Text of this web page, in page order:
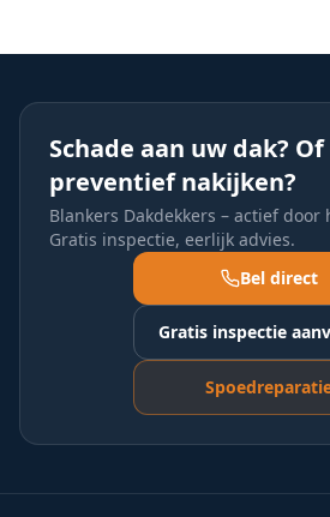
Schade aan uw dak?
preventief nakijken?
Blankers Dakdekkers – actief door
Gratis inspectie, eerlijk advies.
Bel direct
Gratis inspectie